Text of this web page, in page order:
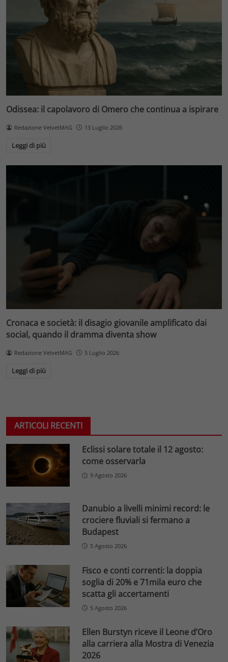
Odissea: il capolavoro di Omero che continua a ispirare
Redazione VelvetMAG 13 Luglio 2026
Leggi di più
Cronaca e società: il disagio giovanile amplificato dai
social, quando il dramma diventa show
Redazione VelvetMAG 5 Luglio 2026
Leggi di più
ARTICOLI RECENTI
Eclissi solare totale il 12 agosto:
come osservarla
9 Agosto 2026
Danubio a livelli minimi record: le
crociere fluviali si fermano a
Budapest
5 Agosto 2026
Fisco e conti correnti: la doppia
soglia di 20% e 71mila euro che
scatta gli accertamenti
5 Agosto 2026
Ellen Burstyn riceve il Leone d’Oro
alla carriera alla Mostra di Venezia
2026